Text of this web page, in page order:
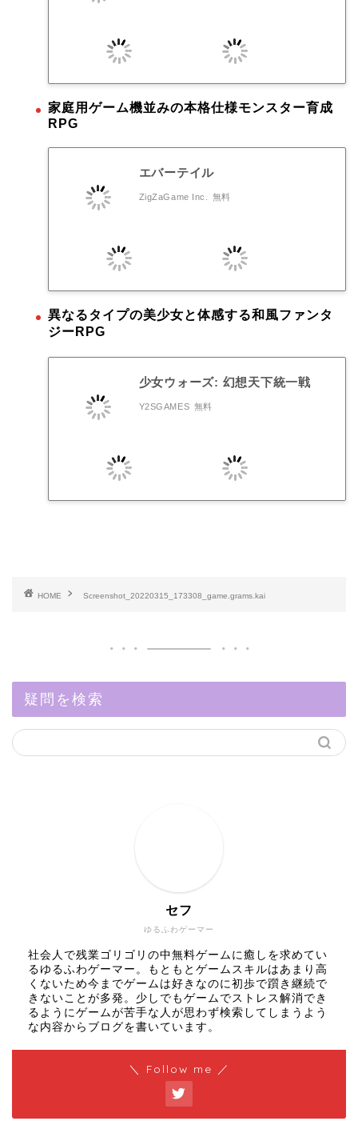
家庭用ゲーム機並みの本格仕様モンスター育成
RPG
エバーテイル
ZigZaGame Inc. 無料
異なるタイプの美少女と体感する和風ファンタ
ジーRPG
少女ウォーズ: 幻想天下統一戦
Y2SGAMES 無料
HOME Screenshot_20220315_173308_game.grams.kai
疑問を検索
ゆるふわゲーマー
セフ
社会人で残業ゴリゴリの中無料ゲームに癒しを求めてい
るゆるふわゲーマー。もともとゲームスキルはあまり高
くないため今までゲームは好きなのに初歩で躓き継続で
きないことが多発。少しでもゲームでストレス解消でき
るようにゲームが苦手な人が思わず検索してしまうよう
な内容からブログを書いています。
＼ Follow me ／